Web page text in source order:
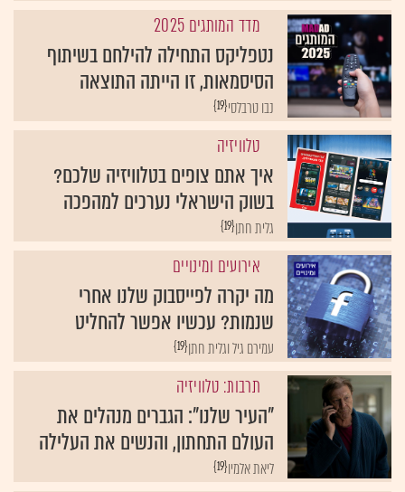
מדד המותגים 2025
נטפליקס התחילה להילחם בשיתוף
הסיסמאות, זו הייתה התוצאה
{19}נבו טרבלסי
טלוויזיה
איך אתם צופים בטלוויזיה שלכם?
בשוק הישראלי נערכים למהפכה
{19}גלית חתן
אירועים ומינויים
מה יקרה לפייסבוק שלנו אחרי
שנמות? עכשיו אפשר להחליט
{19}עמירם גיל וגלית חתן
תרבות: טלוויזיה
"העיר שלנו": הגברים מנהלים את
העולם התחתון, והנשים את העלילה
{19}ליאת אלמיו